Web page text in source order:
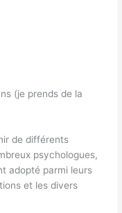
(je prends de la
de différents
psychologues,
adopté parmi leurs
et les divers